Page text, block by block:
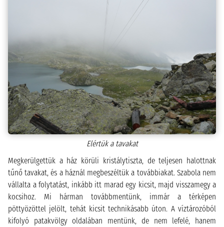
Elértük a tavakat
Megkerülgettük a ház körüli kristálytiszta, de teljesen halottnak
tűnő tavakat, és a háznál megbeszéltük a továbbiakat. Szabola nem
vállalta a folytatást, inkább itt marad egy kicsit, majd visszamegy a
kocsihoz. Mi hárman továbbmentünk, immár a térképen
pöttyözöttel jelölt, tehát kicsit technikásabb úton. A víztározóból
kifolyó patakvölgy oldalában mentünk, de nem lefelé, hanem